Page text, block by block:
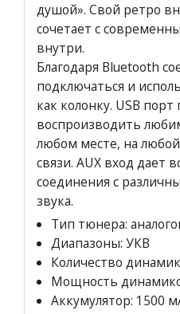
душой». Свой ретро
сочетает с
внутри.
Благодаря Bluetooth
подключаться и
как колонку. USB порт
воспроизводить
любом месте, на
связи. AUX вход дает
соединения с
звука.
Тип тюнера:
Диапазоны: УКВ
Количество
Мощность
Аккумулятор: 1500